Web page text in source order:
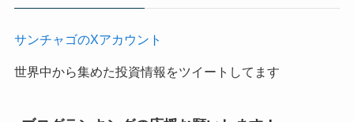
サンチャゴのXアカウント
世界中から集めた投資情報をツイートしてます